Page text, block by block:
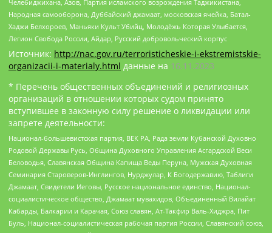
Челебиджихана, Азов, Партия исламского возрождения Таджикистана,
Народная самооборона, Дуббайский джамаат, московская ячейка, Батал-
Хаджи Белхороев, Маньяки Культ Убийц, Молодёжь Которая Улыбается,
Легион Свобода России, Айдар, Русский добровольческий корпус
Источник: http://nac.gov.ru/terroristicheskie-i-ekstremistskie-
organizacii-i-materialy.html данные на 16.11.2023
* Перечень общественных объединений и религиозных
организаций в отношении которых судом принято
вступившее в законную силу решение о ликвидации или
запрете деятельности:
Национал-большевистская партия, ВЕК РА, Рада земли Кубанской Духовно
Родовой Державы Русь, Община Духовного Управления Асгардской Веси
Беловодья, Славянская Община Капища Веды Перуна, Мужская Духовная
Семинария Староверов-Инглингов, Нурджулар, К Богодержавию, Таблиги
Джамаат, Свидетели Иеговы, Русское национальное единство, Национал-
социалистическое общество, Джамаат мувахидов, Объединенный Вилайат
Кабарды, Балкарии и Карачая, Союз славян, Ат-Такфир Валь-Хиджра, Пит
Буль, Национал-социалистическая рабочая партия России, Славянский союз,